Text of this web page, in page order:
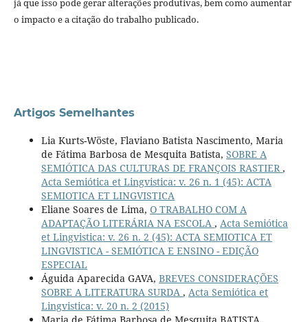
já que isso pode gerar alterações produtivas, bem como aumentar
o impacto e a citação do trabalho publicado.
Artigos Semelhantes
Lia Kurts-Wöste, Flaviano Batista Nascimento, Maria
de Fátima Barbosa de Mesquita Batista, SOBRE A
SEMIÓTICA DAS CULTURAS DE FRANÇOIS RASTIER,
Acta Semiótica et Lingvistica: v. 26 n. 1 (45): ACTA
SEMIOTICA ET LINGVISTICA
Eliane Soares de Lima, O TRABALHO COM A
ADAPTAÇÃO LITERÁRIA NA ESCOLA , Acta Semiótica
et Lingvistica: v. 26 n. 2 (45): ACTA SEMIOTICA ET
LINGVISTICA - SEMIÓTICA E ENSINO - EDIÇÃO
ESPECIAL
Águida Aparecida GAVA, BREVES CONSIDERAÇÕES
SOBRE A LITERATURA SURDA , Acta Semiótica et
Lingvistica: v. 20 n. 2 (2015)